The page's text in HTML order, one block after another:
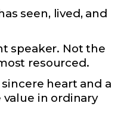
seen, lived, and
speaker. Not the
resourced.
heart and a
in ordinary